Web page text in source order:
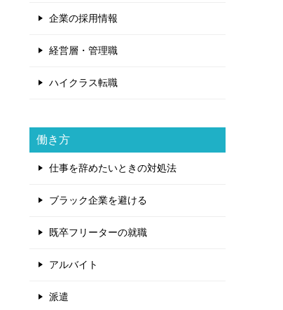
企業の採用情報
経営層・管理職
ハイクラス転職
働き方
仕事を辞めたいときの対処法
ブラック企業を避ける
既卒フリーターの就職
アルバイト
派遣